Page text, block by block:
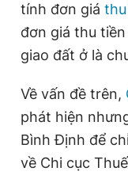
tính đơn giá
đơn giá thu
giao đất ở là
Về vấn đề trên,
phát hiện
Bình Định để
về Chi cục